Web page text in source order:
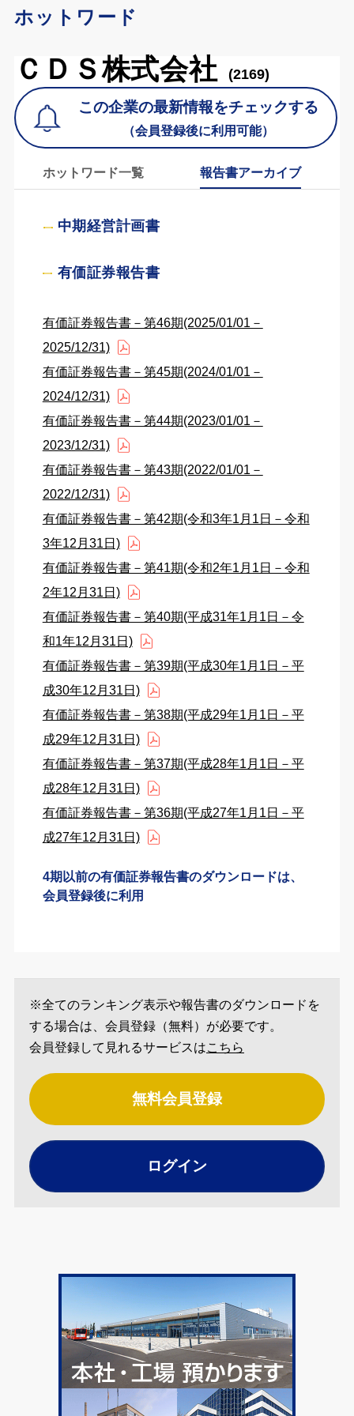
ホットワード
ＣＤＳ株式会社 (2169)
この企業の最新情報をチェックする
（会員登録後に利用可能）
ホットワード一覧 報告書アーカイブ
中期経営計画書
有価証券報告書
有価証券報告書－第46期(2025/01/01－
2025/12/31)
有価証券報告書－第45期(2024/01/01－
2024/12/31)
有価証券報告書－第44期(2023/01/01－
2023/12/31)
有価証券報告書－第43期(2022/01/01－
2022/12/31)
有価証券報告書－第42期(令和3年1月1日－令和
3年12月31日)
有価証券報告書－第41期(令和2年1月1日－令和
2年12月31日)
有価証券報告書－第40期(平成31年1月1日－令
和1年12月31日)
有価証券報告書－第39期(平成30年1月1日－平
成30年12月31日)
有価証券報告書－第38期(平成29年1月1日－平
成29年12月31日)
有価証券報告書－第37期(平成28年1月1日－平
成28年12月31日)
有価証券報告書－第36期(平成27年1月1日－平
成27年12月31日)
4期以前の有価証券報告書のダウンロードは、
会員登録後に利用
※全てのランキング表示や報告書のダウンロードを
する場合は、会員登録（無料）が必要です。
会員登録して見れるサービスはこちら
無料会員登録
ログイン